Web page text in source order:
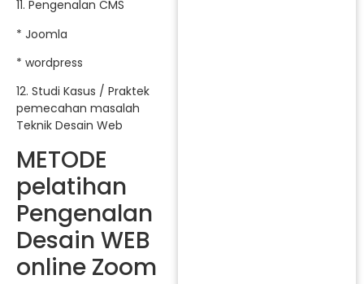
11. Pengenalan CMS
* Joomla
* wordpress
12. Studi Kasus / Praktek
pemecahan masalah
Teknik Desain Web
METODE
pelatihan
Pengenalan
Desain WEB
online Zoom